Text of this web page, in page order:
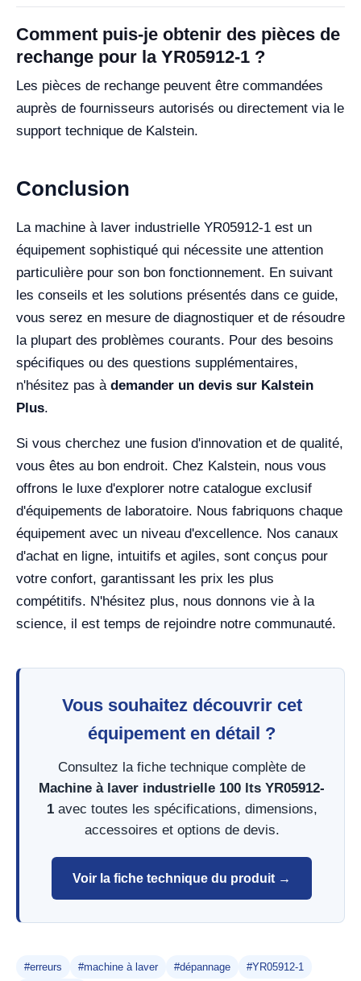
Comment puis-je obtenir des pièces de
rechange pour la YR05912-1 ?
Les pièces de rechange peuvent être commandées
auprès de fournisseurs autorisés ou directement via le
support technique de Kalstein.
Conclusion
La machine à laver industrielle YR05912-1 est un
équipement sophistiqué qui nécessite une attention
particulière pour son bon fonctionnement. En suivant
les conseils et les solutions présentés dans ce guide,
vous serez en mesure de diagnostiquer et de résoudre
la plupart des problèmes courants. Pour des besoins
spécifiques ou des questions supplémentaires,
n'hésitez pas à demander un devis sur Kalstein
Plus.
Si vous cherchez une fusion d'innovation et de qualité,
vous êtes au bon endroit. Chez Kalstein, nous vous
offrons le luxe d'explorer notre catalogue exclusif
d'équipements de laboratoire. Nous fabriquons chaque
équipement avec un niveau d'excellence. Nos canaux
d'achat en ligne, intuitifs et agiles, sont conçus pour
votre confort, garantissant les prix les plus
compétitifs. N'hésitez plus, nous donnons vie à la
science, il est temps de rejoindre notre communauté.
Vous souhaitez découvrir cet
équipement en détail ?
Consultez la fiche technique complète de
Machine à laver industrielle 100 lts YR05912-
1avec toutes les spécifications, dimensions,
accessoires et options de devis.
Voir la fiche technique du produit →
#erreurs #machine à laver #dépannage #YR05912-1